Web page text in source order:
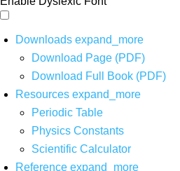
Downloads expand_more
Download Page (PDF)
Download Full Book (PDF)
Resources expand_more
Periodic Table
Physics Constants
Scientific Calculator
Reference expand_more